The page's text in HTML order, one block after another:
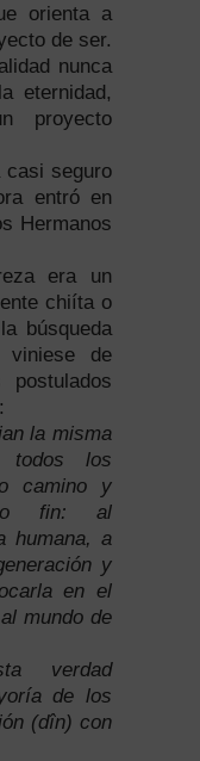
orienta a
de ser.
nunca
eternidad,
proyecto
casi seguro
entró en
Hermanos
era un
chiíta o
búsqueda
viniese de
la misma
todos los
camino y
fin: al
humana, a
y
en el
mundo de
verdad
de los
(dîn) con